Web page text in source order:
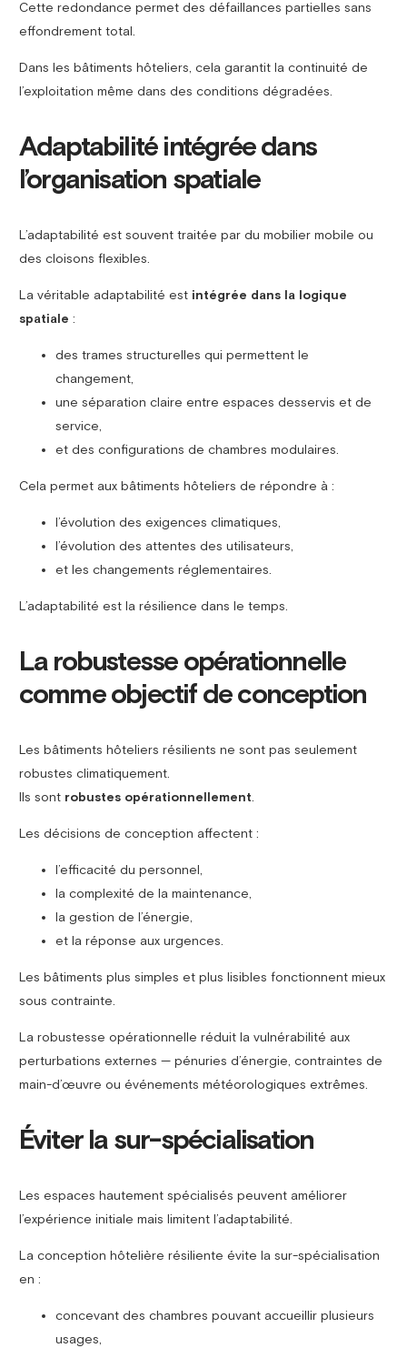
Cette redondance permet des défaillances partielles sans
effondrement total.
Dans les bâtiments hôteliers, cela garantit la continuité de
l’exploitation même dans des conditions dégradées.
Adaptabilité intégrée dans
l’organisation spatiale
L’adaptabilité est souvent traitée par du mobilier mobile ou
des cloisons flexibles.
La véritable adaptabilité est intégrée dans la logique
spatiale :
des trames structurelles qui permettent le
changement,
une séparation claire entre espaces desservis et de
service,
et des configurations de chambres modulaires.
Cela permet aux bâtiments hôteliers de répondre à :
l’évolution des exigences climatiques,
l’évolution des attentes des utilisateurs,
et les changements réglementaires.
L’adaptabilité est la résilience dans le temps.
La robustesse opérationnelle
comme objectif de conception
Les bâtiments hôteliers résilients ne sont pas seulement
robustes climatiquement.
Ils sont robustes opérationnellement
Les décisions de conception affectent :
l’efficacité du personnel,
la complexité de la maintenance,
la gestion de l’énergie,
et la réponse aux urgences.
Les bâtiments plus simples et plus lisibles fonctionnent mieux
sous contrainte.
La robustesse opérationnelle réduit la vulnérabilité aux
perturbations externes — pénuries d’énergie, contraintes de
main-d’œuvre ou événements météorologiques extrêmes.
Éviter la sur-spécialisation
Les espaces hautement spécialisés peuvent améliorer
l’expérience initiale mais limitent l’adaptabilité.
La conception hôtelière résiliente évite la sur-spécialisation
en :
concevant des chambres pouvant accueillir plusieurs
usages,